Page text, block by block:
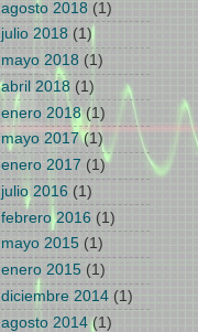
agosto 2018 (1)
julio 2018 (1)
mayo 2018 (1)
abril 2018 (1)
enero 2018(1)
mayo 2017(1)
enero 2017 (1)
julio 2016 (1)
febrero 2016 (1)
mayo 2015 (1)
enero 2015 (1)
diciembre 2014 (1)
agosto 2014(1)